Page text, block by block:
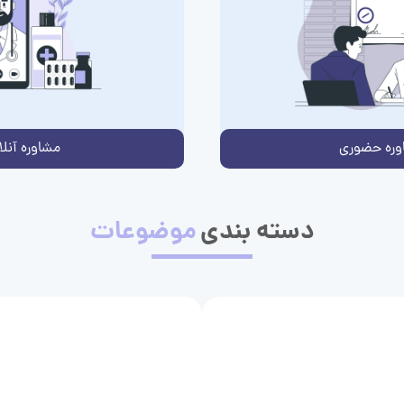
حضوری مشاوره
دسته بندیموضوعات